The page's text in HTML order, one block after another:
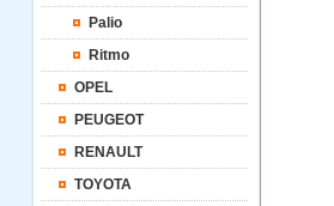
Palio
Ritmo
OPEL
PEUGEOT
RENAULT
TOYOTA